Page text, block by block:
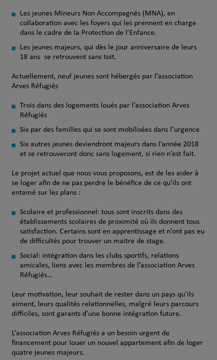
Les jeunes Mineurs Non Accompagnés (MNA), en
collaboration avec les foyers qui les prennent en charge
dans le cadre de la Protection de l’Enfance.
Les jeunes majeurs, qui dès le jour anniversaire de leurs
18 ans se retrouvent sans toit.
Actuellement, neuf jeunes sont hébergés par l’association
Arves Réfugiés
Trois dans des logements loués par l’association Arves
Réfugiés
Six par des familles qui se sont mobilisées dans l’urgence
Six autres jeunes deviendront majeurs dans l’année 2018
et se retrouveront donc sans logement, si rien n’est fait.
Le projet actuel que nous vous proposons, est de les aider à
se loger afin de ne pas perdre le bénéfice de ce qu’ils ont
entamé sur les plans :
Scolaire et professionnel: tous sont inscrits dans des
établissements scolaires de proximité où ils donnent tous
satisfaction. Certains sont en apprentissage et n’ont pas eu
de difficultés pour trouver un maitre de stage.
Social: intégration dans les clubs sportifs, relations
amicales, liens avec les membres de l’association Arves
Réfugiés…
Leur motivation, leur souhait de rester dans un pays qu’ils
aiment, leurs qualités relationnelles, malgré leurs parcours
difficiles, sont garants d’une bonne intégration future.
L’association Arves Réfugiés a un besoin urgent de
financement pour louer un nouvel appartement afin de loger
quatre jeunes majeurs.